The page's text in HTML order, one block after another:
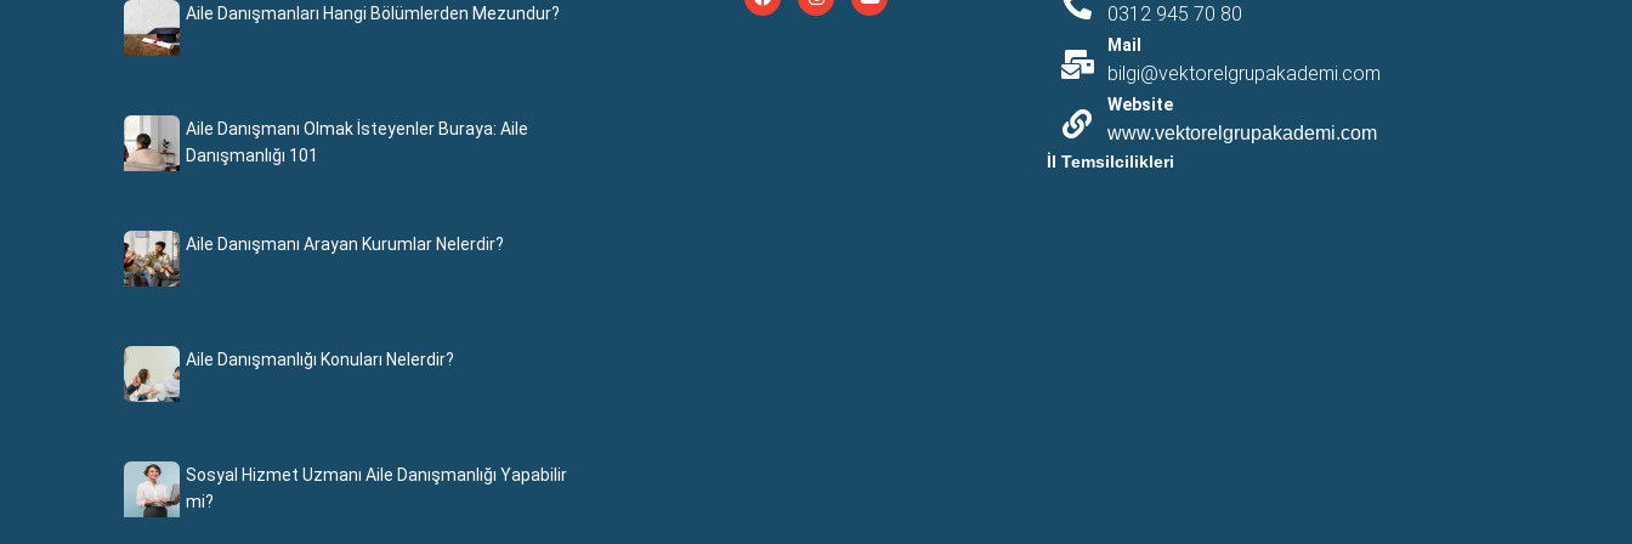
Aile Danışmanları Hangi Bölümlerden Mezundur?
Aile Danışmanı Olmak İsteyenler Buraya: Aile
Danışmanlığı 101
Aile Danışmanı Arayan Kurumlar Nelerdir?
Aile Danışmanlığı Konuları Nelerdir?
Sosyal Hizmet Uzmanı Aile Danışmanlığı Yapabilir
mi?
0312 945 70 80
Mail
bilgi@vektorelgrupakademi.com
Website
www.vektorelgrupakademi.com
İl Temsilcilikleri